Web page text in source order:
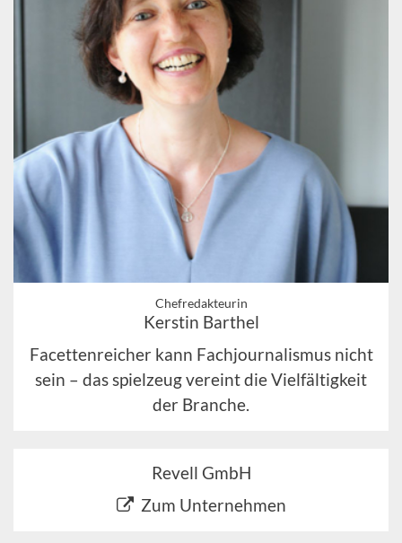
Chefredakteurin
Kerstin Barthel
Facettenreicher kann Fachjournalismus nicht
sein – das spielzeug vereint die Vielfältigkeit
der Branche.
Revell GmbH
Zum Unternehmen